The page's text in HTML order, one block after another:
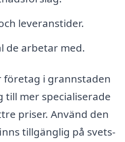
leveranstider.
de arbetar med.
i grannstaden
till mer specialiserade
priser. Använd den
tillgänglig på svets-